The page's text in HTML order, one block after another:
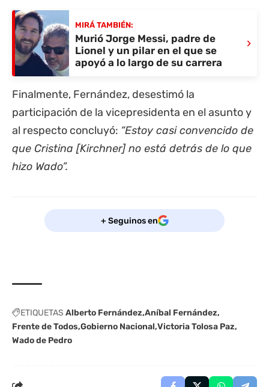
MIRÁ TAMBIÉN:
Murió Jorge Messi, padre de
Lionel y un pilar en el que se
apoyó a lo largo de su carrera
›
Finalmente, Fernández, desestimó la
participación de la vicepresidenta en el asunto y
al respecto concluyó: “Estoy casi convencido de
que Cristina [Kirchner] no está detrás de lo que
hizo Wado”.
+ Seguinos en
ETIQUETAS Alberto Fernández Aníbal Fernández
Frente de Todos Gobierno Nacional Victoria Tolosa Paz
Wado de Pedro